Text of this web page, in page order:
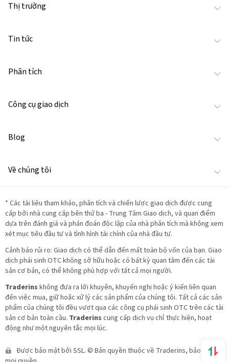
Thị trường
Tin tức
Phân tích
Công cụ giao dịch
Blog
Về chúng tôi
* Các tài liệu tham khảo, phân tích và chiến lược giao dịch được cung
cấp bởi nhà cung cấp bên thứ ba - Trung Tâm Giao dịch, và quan điểm
dựa trên đánh giá và phán đoán độc lập của nhà phân tích mà không xem
xét mục tiêu đầu tư và tình hình tài chính của nhà đầu tư.
Cảnh báo rủi ro: Giao dịch có thể dẫn đến mất toàn bộ vốn của bạn. Giao
dịch phái sinh OTC không sở hữu hoặc có bất kỳ quan tâm đến các tài
sản cơ bản, có thể không phù hợp với tất cả mọi người.
Traderins không đưa ra lời khuyên, khuyến nghị hoặc ý kiến liên quan
đến việc mua, giữ hoặc xử lý các sản phẩm của chúng tôi. Tất cả các sản
phẩm của chúng tôi đều vượt qua các công cụ phái sinh OTC trên các tài
sản cơ bản toàn cầu. Traderins cung cấp dịch vụ chỉ thực hiện, hoạt
động như một nguyên tắc mọi lúc.
Được bảo mật bởi SSL. © Bản quyền thuộc về Traderins, bảo lưu